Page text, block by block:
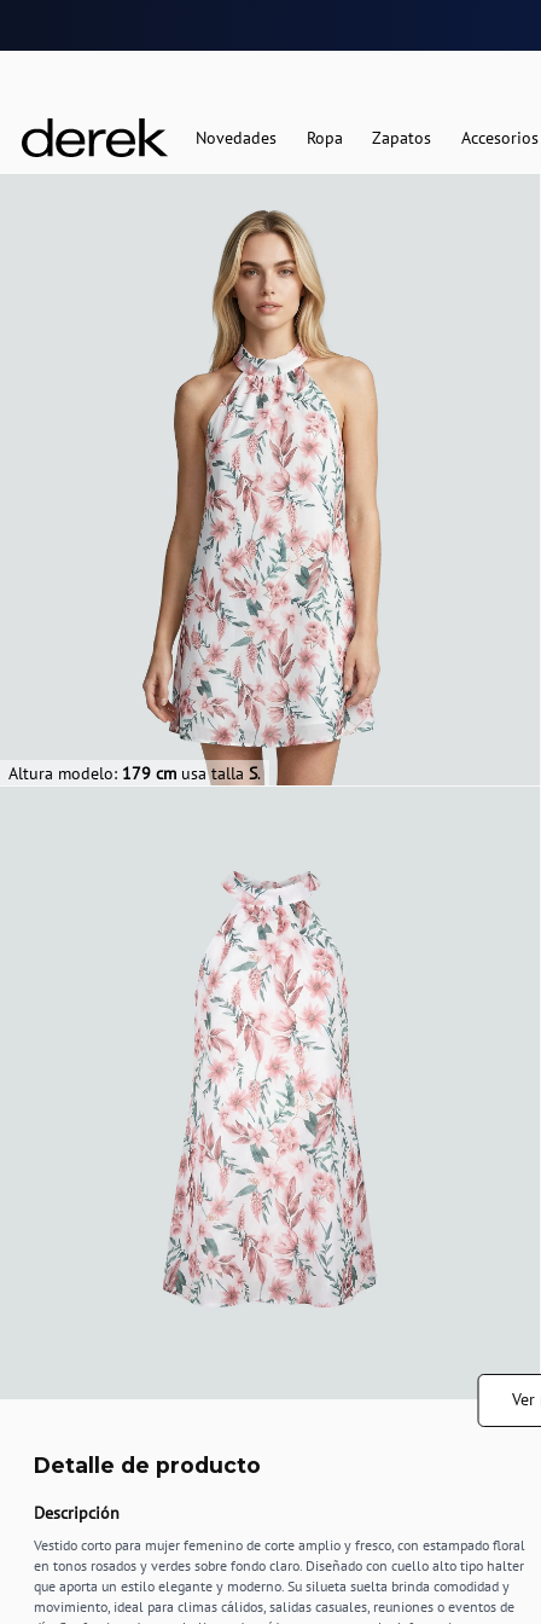
Novedades Ropa Zapatos Accesorios
Altura modelo: 179 cm usa talla S.
Ver
Detalle de producto
Descripción
Vestido corto para mujer femenino de corte amplio y fresco, con estampado floral
en tonos rosados y verdes sobre fondo claro. Diseñado con cuello alto tipo halter
que aporta un estilo elegante y moderno. Su silueta suelta brinda comodidad y
movimiento, ideal para climas cálidos, salidas casuales, reuniones o eventos de